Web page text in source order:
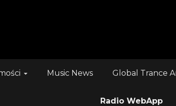
Music News Global Trance
Radio WebApp